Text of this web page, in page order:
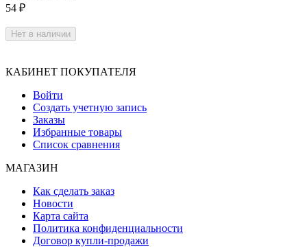
54 ₽
Нет в наличии
КАБИНЕТ ПОКУПАТЕЛЯ
Войти
Создать учетную запись
Заказы
Избранные товары
Список сравнения
МАГАЗИН
Как сделать заказ
Новости
Карта сайта
Политика конфиденциальности
Договор купли-продажи